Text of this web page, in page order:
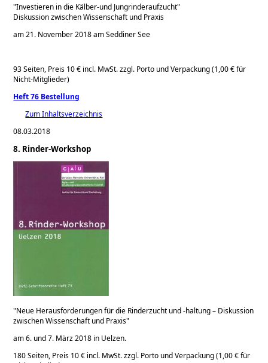
Investieren in die Kälber-und Jungrinderaufzucht
Diskussion zwischen Wissenschaft und Praxis
am 21. November 2018 am Seddiner See
93 Seiten, Preis 10 € incl. MwSt. zzgl. Porto und Verpackung (1,00 € für
Nicht-Mitglieder)
Heft 76 Bestellung
Zum Inhaltsverzeichnis
08.03.2018
8. Rinder-Workshop
Neue Herausforderungen für die Rinderzucht und -haltung – Diskussion
zwischen Wissenschaft und Praxis
am 6. und 7. März 2018 in Uelzen.
180 Seiten, Preis 10 € incl. MwSt. zzgl. Porto und Verpackung (1,00 € für